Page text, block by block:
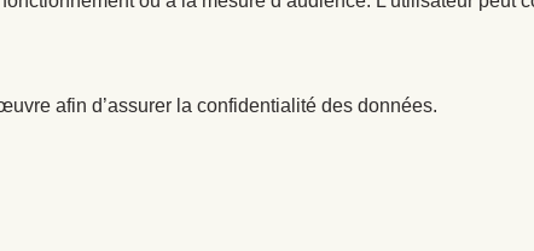
afin d’assurer la confidentialité des données.